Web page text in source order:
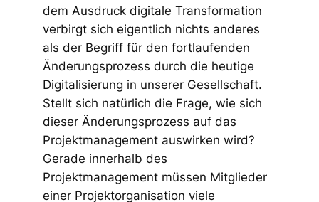
dem Ausdruck digitale Transformation
verbirgt sich eigentlich nichts anderes
als der Begriff für den fortlaufenden
Änderungsprozess durch die heutige
Digitalisierung in unserer Gesellschaft.
Stellt sich natürlich die Frage, wie sich
dieser Änderungsprozess auf das
Projektmanagement auswirken wird?
Gerade innerhalb des
Projektmanagement müssen Mitglieder
einer Projektorganisation viele